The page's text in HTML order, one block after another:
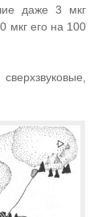
даже 3 мкг
мкг его на 100